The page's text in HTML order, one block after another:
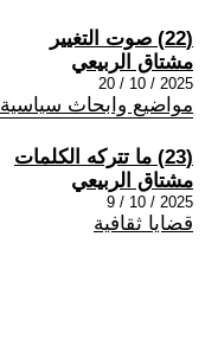
(22) صوت التغيير
مشتاق الربيعي
2025 / 10 / 20
مواضيع وابحاث سياسية
(23) ما تتركه الكلمات
مشتاق الربيعي
2025 / 10 / 9
قضايا ثقافية